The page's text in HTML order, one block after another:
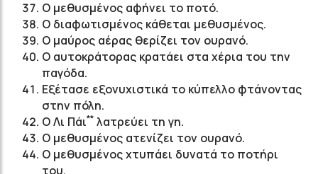
Ο μεθυσμένος αφήνει το ποτό.
Ο διαφωτισμένος κάθεται μεθυσμένος.
Ο μαύρος αέρας θερίζει τον ουρανό.
Ο αυτοκράτορας κρατάει στα χέρια του την
παγόδα.
Εξέτασε εξονυχιστικά το κύπελλο φτάνοντας
στην πόλη.
Ο Λι Πάι** λατρεύει τη γη.
Ο μεθυσμένος ατενίζει τον ουρανό.
Ο μεθυσμένος χτυπάει δυνατά το ποτήρι
του.